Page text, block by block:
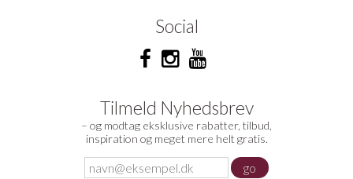
Social
Tilmeld Nyhedsbrev
– og modtag eksklusive rabatter, tilbud,
inspiration og meget mere helt gratis.